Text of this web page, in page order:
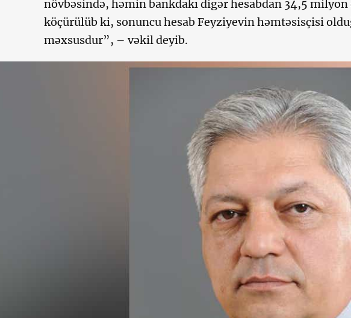
növbəsində, həmin bankdakı digər hesabdan 34,5 milyon
köçürülüb ki, sonuncu hesab Feyziyevin həmtəsisçisi
məxsusdur”, – vəkil deyib.